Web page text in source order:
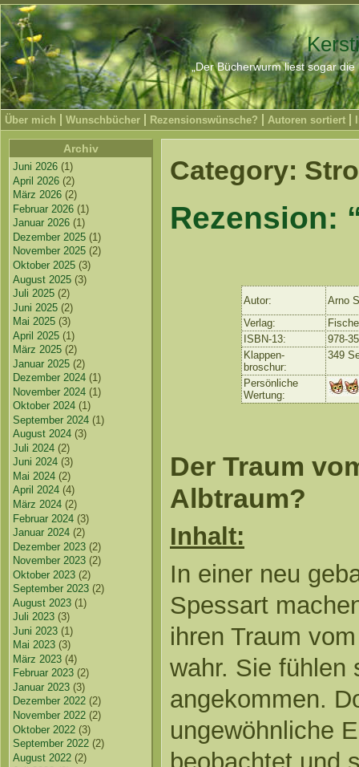
„Der Bücherwurm liest sogar
Über mich Wunschbücher Rezensionswünsche? Autoren sortiert
Archiv
Juni 2026 (1)
April 2026 (2)
März 2026 (2)
Februar 2026 (1)
Januar 2026 (1)
Dezember 2025 (1)
November 2025 (2)
Oktober 2025 (3)
August 2025 (3)
Juli 2025 (2)
Juni 2025 (2)
Mai 2025 (3)
April 2025 (1)
März 2025 (2)
Januar 2025 (2)
Dezember 2024 (1)
November 2024 (1)
Oktober 2024 (1)
September 2024 (1)
August 2024 (3)
Juli 2024 (2)
Juni 2024 (3)
Mai 2024 (2)
April 2024 (4)
März 2024 (2)
Februar 2024 (3)
Januar 2024 (2)
Dezember 2023 (2)
November 2023 (2)
Oktober 2023 (2)
September 2023 (2)
August 2023 (1)
Juli 2023 (3)
Juni 2023 (1)
Mai 2023 (3)
März 2023 (4)
Februar 2023 (2)
Januar 2023 (3)
Dezember 2022 (2)
November 2022 (2)
Oktober 2022 (3)
September 2022 (2)
August 2022 (2)
Category:
Rezension:
Autor:
Arno
Verlag:
ISBN-13:
978-
Klappen-
broschur:
349
Persönliche
Wertung:
Der Traum
Albtraum?
Inhalt:
In einer neu
Spessart
ihren Traum
wahr. Sie fühlen
angekommen.
ungewöhnliche